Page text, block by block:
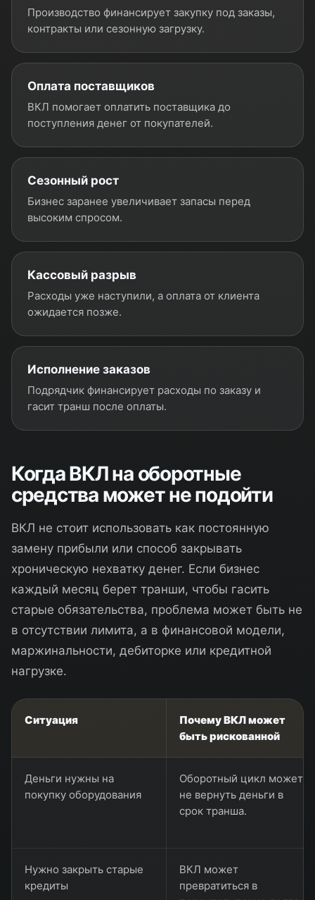
Производство финансирует закупку под заказы,
контракты или сезонную загрузку.
Оплата поставщиков
ВКЛ помогает оплатить поставщика до
поступления денег от покупателей.
Сезонный рост
Бизнес заранее увеличивает запасы перед
высоким спросом.
Кассовый разрыв
Расходы уже наступили, а оплата от клиента
ожидается позже.
Исполнение заказов
Подрядчик финансирует расходы по заказу и
гасит транш после оплаты.
Когда ВКЛ на оборотные
средства может не подойти
ВКЛ не стоит использовать как постоянную
замену прибыли или способ закрывать
хроническую нехватку денег. Если бизнес
каждый месяц берет транши, чтобы гасить
старые обязательства, проблема может быть не
в отсутствии лимита, а в финансовой модели,
маржинальности, дебиторке или кредитной
нагрузке.
Ситуация
Почему ВКЛ может
быть рискованной
Деньги нужны на
покупку оборудования
Оборотный цикл может
не вернуть деньги в
срок транша.
Нужно закрыть старые
кредиты
ВКЛ может
превратиться в